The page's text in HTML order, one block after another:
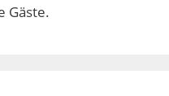
Gäste.